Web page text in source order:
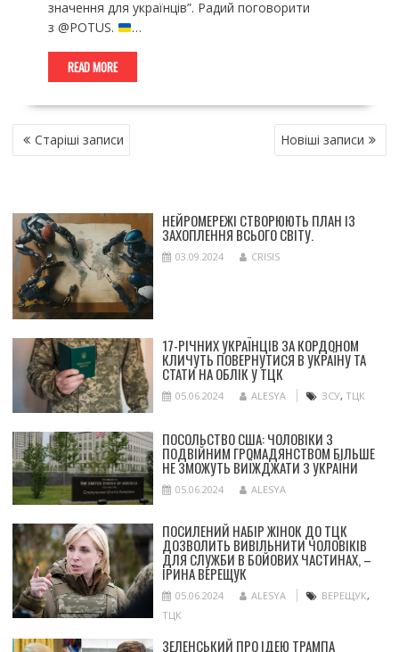
значення для українців”. Радий поговорити
з @POTUS.
…
READ MORE
НАВІГАЦІЯ
ЗА Старіші записи Новіші записи
НЕЙРОМЕРЕЖІ СТВОРЮЮТЬ ПЛАН ІЗ
ЗАХОПЛЕННЯ ВСЬОГО СВІТУ.
03.09.2024 CRISIS
17-РІЧНИХ УКРАЇНЦІВ ЗА КОРДОНОМ
КЛИЧУТЬ ПОВЕРНУТИСЯ В УКРАЇНУ ТА
СТАТИ НА ОБЛІК У ТЦК
05.06.2024 ALESYA ЗСУ, ТЦК
ПОСОЛЬСТВО США: ЧОЛОВІКИ З
ПОДВІЙНИМ ГРОМАДЯНСТВОМ БІЛЬШЕ
НЕ ЗМОЖУТЬ ВИЇЖДЖАТИ З УКРАЇНИ
05.06.2024 ALESYA
ПОСИЛЕНИЙ НАБІР ЖІНОК ДО ТЦК
ДОЗВОЛИТЬ ВИВІЛЬНИТИ ЧОЛОВІКІВ
ДЛЯ СЛУЖБИ В БОЙОВИХ ЧАСТИНАХ, –
ІРИНА ВЕРЕЩУК
05.06.2024 ALESYA ВЕРЕЩУК,
ТЦК
ЗЕЛЕНСЬКИЙ ПРО ІДЕЮ ТРАМПА